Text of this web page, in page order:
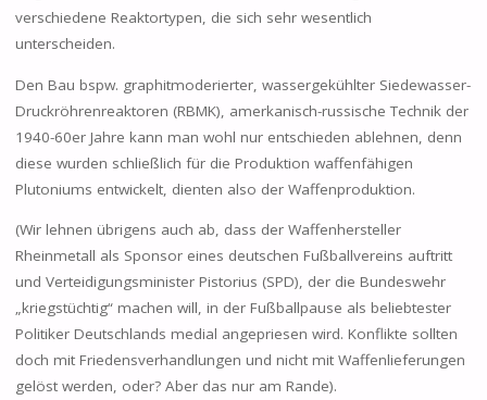
verschiedene Reaktortypen, die sich sehr wesentlich
unterscheiden.
Den Bau bspw. graphitmoderierter, wassergekühlter Siedewasser-
Druckröhrenreaktoren (RBMK), amerkanisch-russische Technik der
1940-60er Jahre kann man wohl nur entschieden ablehnen, denn
diese wurden schließlich für die Produktion waffenfähigen
Plutoniums entwickelt, dienten also der Waffenproduktion.
(Wir lehnen übrigens auch ab, dass der Waffenhersteller
Rheinmetall als Sponsor eines deutschen Fußballvereins auftritt
und Verteidigungsminister Pistorius (SPD), der die Bundeswehr
„kriegstüchtig“ machen will, in der Fußballpause als beliebtester
Politiker Deutschlands medial angepriesen wird. Konflikte sollten
doch mit Friedensverhandlungen und nicht mit Waffenlieferungen
gelöst werden, oder? Aber das nur am Rande).